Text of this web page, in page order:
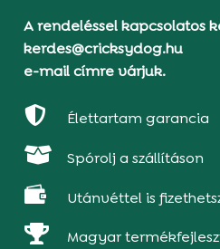
A rendeléssel kapcsolatos
kerdes@cricksydog.hu
e-mail címre várjuk.
 Élettartam garancia
 Spórolj a szállításon
 Utánvéttel is
 Magyar